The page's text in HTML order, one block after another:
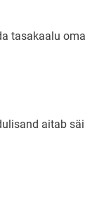
tasakaalu
aitab